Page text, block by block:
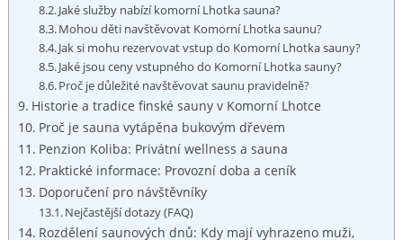
Jaké služby nabízí komorní Lhotka sauna?
Mohou děti navštěvovat Komorní Lhotka saunu?
Jak si mohu rezervovat vstup do Komorní Lhotka sauny?
Jaké jsou ceny vstupného do Komorní Lhotka sauny?
Proč je důležité navštěvovat saunu pravidelně?
Historie a tradice finské sauny v Komorní Lhotce
Proč je sauna vytápěna bukovým dřevem
Penzion Koliba: Privátní wellness a sauna
Praktické informace: Provozní doba a ceník
Doporučení pro návštěvníky
Nejčastější dotazy (FAQ)
Rozdělení saunových dnů: Kdy mají vyhrazeno muži,